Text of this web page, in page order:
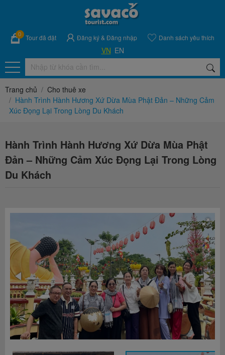
0 Tour đã đặt Đăng ký& Đăng nhập Danh sách yêu thích
VN EN
Trang chủ
Cho thuê xe
Hành Trình Hành Hương Xứ Dừa Mùa Phật Đản – Những Cảm
Xúc Đọng Lại Trong Lòng Du Khách
Hành Trình Hành Hương Xứ Dừa Mùa Phật
Đản – Những Cảm Xúc Đọng Lại Trong Lòng
Du Khách